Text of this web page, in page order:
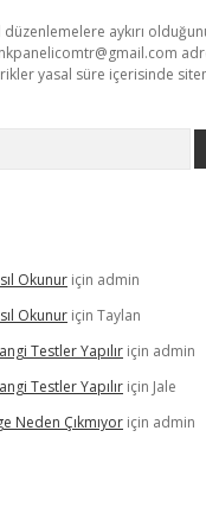
düzenlemelere aykırı
yasal süre içerisinde
Okunur için admin
Okunur için Taylan
Testler Yapılır için admin
Testler Yapılır için Jale
Neden Çıkmıyor için admin